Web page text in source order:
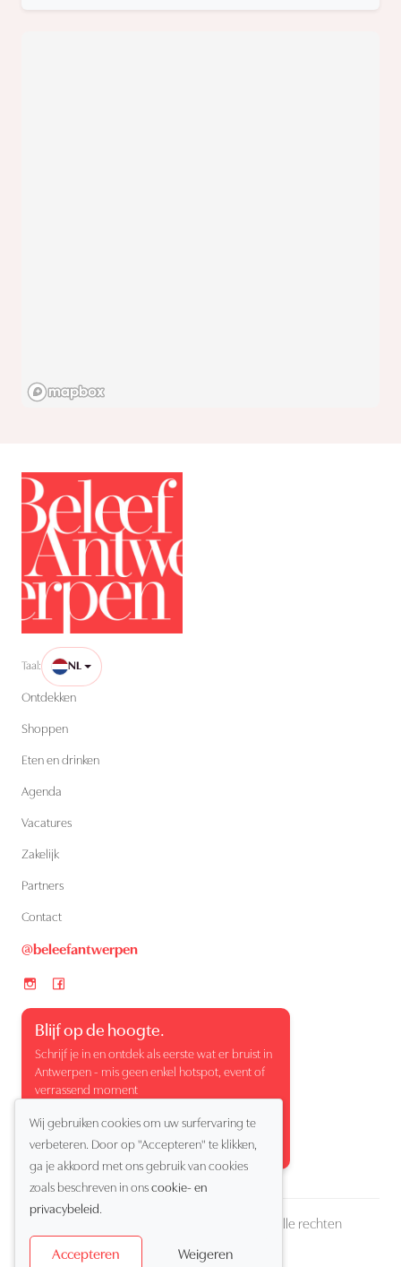
Taal: NL
Ontdekken
Shoppen
Eten en drinken
Agenda
Vacatures
Zakelijk
Partners
Contact
@beleefantwerpen
Blijf op de hoogte.
Schrijf je in en ontdek als eerste wat er bruist in
Antwerpen - mis geen enkel hotspot, event of
verrassend moment
Copyright (c) 2026 Beleef Antwerpen. Alle rechten
voorbehouden
Wij gebruiken cookies om uw surfervaring te
verbeteren. Door op "Accepteren" te klikken,
ga je akkoord met ons gebruik van cookies
zoals beschreven in ons cookie- en
privacybeleid.
Accepteren Weigeren